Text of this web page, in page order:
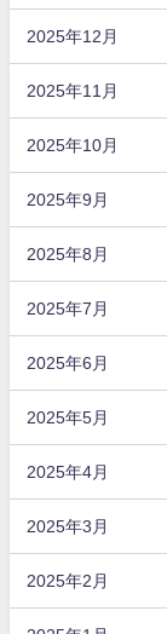
2025年12月
2025年11月
2025年10月
2025年9月
2025年8月
2025年7月
2025年6月
2025年5月
2025年4月
2025年3月
2025年2月